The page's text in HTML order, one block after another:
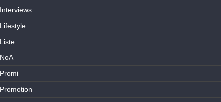
Interviews
Lifestyle
Liste
NoA
Promi
Promotion